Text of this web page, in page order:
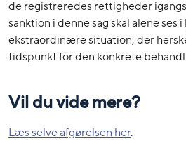
de registreredes rettigheder
sanktion i denne sag skal alene ses
ekstraordinære situation, der
tidspunkt for den konkrete
Vil du vide mere?
Læs selve afgørelsen her.